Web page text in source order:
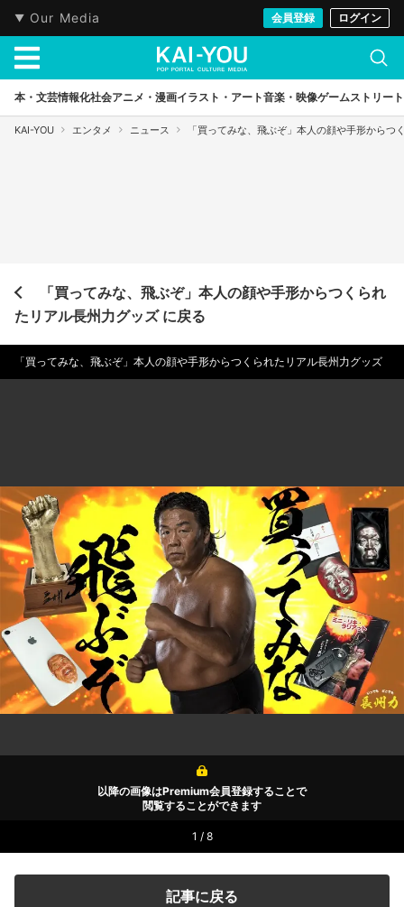
Our Media 会員登録 ログイン
本・文芸情報化社会アニメ・漫画イラスト・アート音楽・映像ゲームストリート
KAI-YOU エンタメ ニュース 「買ってみな、飛ぶぞ」本人の顔や手形からつ
「買ってみな、飛ぶぞ」本人の顔や手形からつくられ
たリアル長州力グッズ に戻る
「買ってみな、飛ぶぞ」本人の顔や手形からつくられたリアル長州力グッズ
以降の画像はPremium会員登録することで
閲覧することができます
1 / 8
記事に戻る